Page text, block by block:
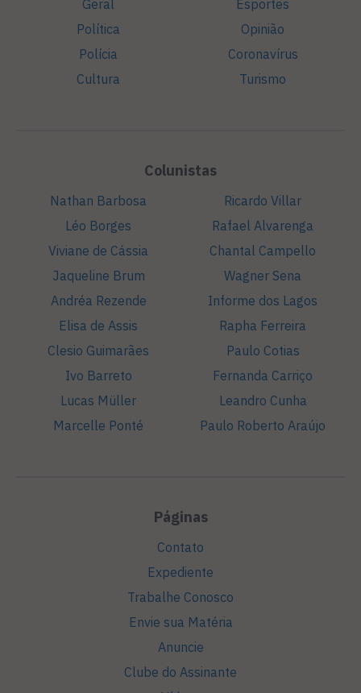
Geral
Política
Polícia
Cultura
Esportes
Opinião
Coronavírus
Turismo
Colunistas
Nathan Barbosa
Léo Borges
Viviane de Cássia
Jaqueline Brum
Andréa Rezende
Elisa de Assis
Clesio Guimarães
Ivo Barreto
Lucas Müller
Marcelle Ponté
Ricardo Villar
Rafael Alvarenga
Chantal Campello
Wagner Sena
Informe dos Lagos
Rapha Ferreira
Paulo Cotias
Fernanda Carriço
Leandro Cunha
Paulo Roberto Araújo
Páginas
Contato
Expediente
Trabalhe Conosco
Envie sua Matéria
Anuncie
Clube do Assinante